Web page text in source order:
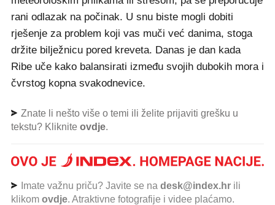
rani odlazak na počinak. U snu biste mogli dobiti
rješenje za problem koji vas muči već danima, stoga
držite bilježnicu pored kreveta. Danas je dan kada
Ribe uče kako balansirati između svojih dubokih mora i
čvrstog kopna svakodnevice.
Znate li nešto više o temi ili želite prijaviti grešku u
tekstu? Kliknite ovdje.
Imate važnu priču? Javite se na desk@index.hr ili
klikom ovdje. Atraktivne fotografije i videe plaćamo.